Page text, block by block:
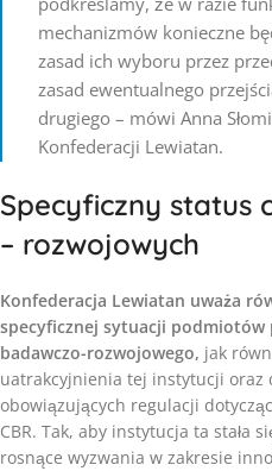
mechanizmów konieczne
zasad ich wyboru przez
zasad ewentualnego
drugiego – mówi Anna
Konfederacji Lewiatan.
Specyficzny status
– rozwojowych
Konfederacja Lewiatan uważa
specyficznej sytuacji
badawczo-rozwojowego, jak
uatrakcyjnienia tej instytucji oraz
obowiązujących regulacji
CBR. Tak, aby instytucja ta stała
rosnące wyzwania w zakresie